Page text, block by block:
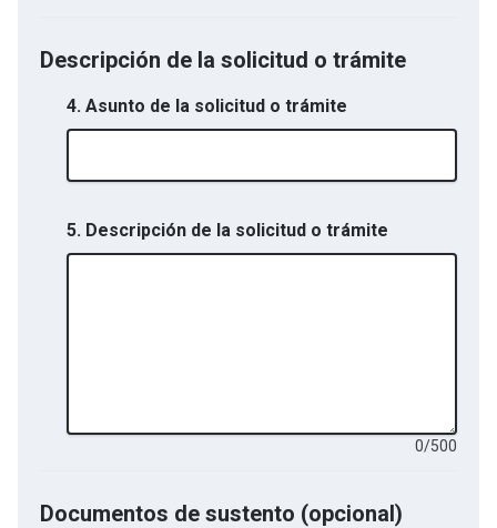
Descripción de la solicitud o trámite
4. Asunto de la solicitud o trámite
5. Descripción de la solicitud o trámite
0/500
Documentos de sustento (opcional)